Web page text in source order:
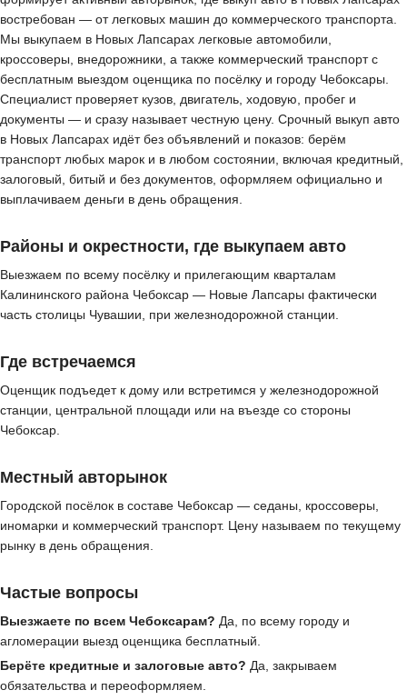
востребован — от легковых машин до коммерческого транспорта.
Мы выкупаем в Новых Лапсарах легковые автомобили,
кроссоверы, внедорожники, а также коммерческий транспорт с
бесплатным выездом оценщика по посёлку и городу Чебоксары.
Специалист проверяет кузов, двигатель, ходовую, пробег и
документы — и сразу называет честную цену. Срочный выкуп авто
в Новых Лапсарах идёт без объявлений и показов: берём
транспорт любых марок и в любом состоянии, включая кредитный,
залоговый, битый и без документов, оформляем официально и
выплачиваем деньги в день обращения.
Районы и окрестности, где выкупаем авто
Выезжаем по всему посёлку и прилегающим кварталам
Калининского района Чебоксар — Новые Лапсары фактически
часть столицы Чувашии, при железнодорожной станции.
Где встречаемся
Оценщик подъедет к дому или встретимся у железнодорожной
станции, центральной площади или на въезде со стороны
Чебоксар.
Местный авторынок
Городской посёлок в составе Чебоксар — седаны, кроссоверы,
иномарки и коммерческий транспорт. Цену называем по текущему
рынку в день обращения.
Частые вопросы
Выезжаете по всем Чебоксарам? Да, по всему городу и
агломерации выезд оценщика бесплатный.
Берёте кредитные и залоговые авто? Да, закрываем
обязательства и переоформляем.